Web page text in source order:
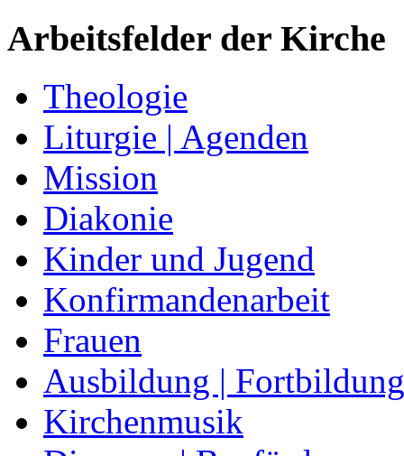
Arbeitsfelder der Kirche
Theologie
Liturgie | Agenden
Mission
Diakonie
Kinder und Jugend
Konfirmandenarbeit
Frauen
Ausbildung | Fortbildung
Kirchenmusik